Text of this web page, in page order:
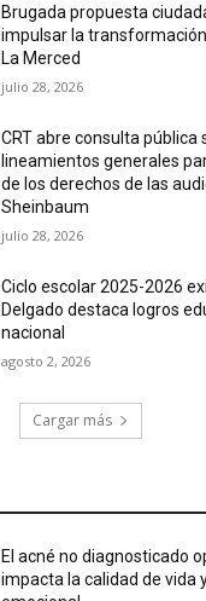
Brugada propuesta
impulsar la
La Merced
julio 28, 2026
CRT abre consulta pública
lineamientos generales
de los derechos de las
Sheinbaum
julio 28, 2026
Ciclo escolar 2025-2026
Delgado destaca logros
nacional
agosto 2, 2026
Cargar más
El acné no diagnosticado
impacta la calidad de vida